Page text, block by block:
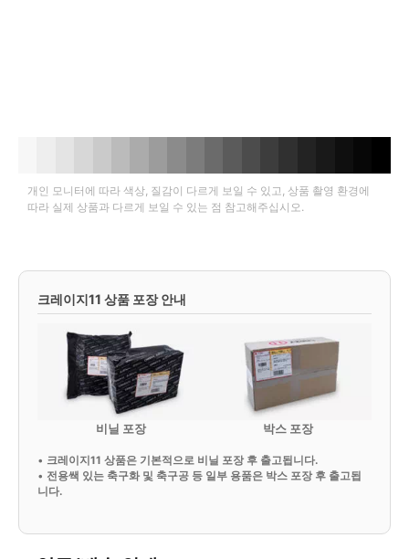
개인 모니터에 따라 색상, 질감이 다르게 보일 수 있고, 상품 촬영 환경에
따라 실제 상품과 다르게 보일 수 있는 점 참고해주십시오.
크레이지11 상품 포장 안내
비닐 포장 박스 포장
• 크레이지11 상품은 기본적으로 비닐 포장 후 출고됩니다.
• 전용쌕 있는 축구화 및 축구공 등 일부 용품은 박스 포장 후 출고됩
니다.